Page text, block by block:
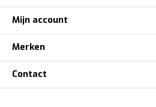
Mijn account
Merken
Contact